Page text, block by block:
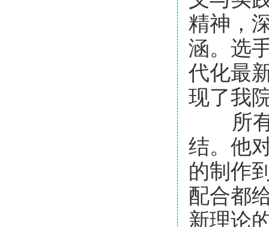
精神，
涵。选
代化最
现了我
所有
结。他
的制作
配合都
新理论